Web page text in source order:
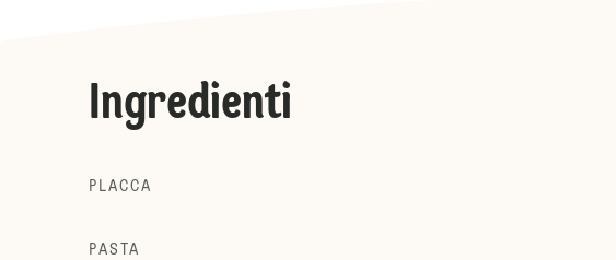
Ingredienti
PLACCA
PASTA